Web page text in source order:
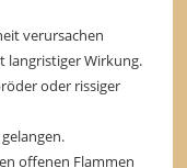
verursachen
langristiger Wirkung.
oder rissiger
offenen Flammen